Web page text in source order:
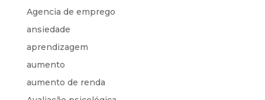
Agencia de emprego
ansiedade
aprendizagem
aumento
aumento de renda